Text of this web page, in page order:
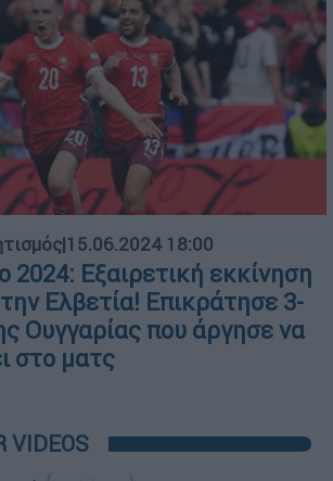
|15.06.2024 18:00
2024: Εξαιρετική εκκίνηση
την Ελβετία! Επικράτησε 3-
Ουγγαρίας που άργησε να
στο ματς
VIDEOS